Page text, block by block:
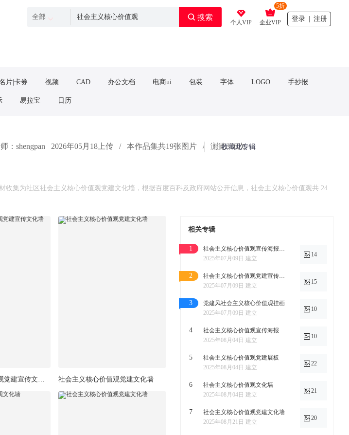
全部  搜索 
个人VIP

企业VIP
5折
登录 | 注册
片|卡券 视频 CAD 办公文档 电商ui 包装 字体 LOGO 手抄报
易拉宝 日历
：shengpan 2026年05月18上传 / 本作品集共19张图片 / 浏览316次
收藏此专辑
集为社区社会主义核心价值观党建文化墙，根据百度百科及政府网站公开信息，‌社会主义核心价值观‌共 24
社会主义核心价值观党建宣传文化墙 社会主义核心价值观党建文化墙
相关专辑
1
社会主义核心价值观宣传海报设计
2025年07月09日 建立
14
2
社会主义核心价值观党建宣传挂画
2025年07月09日 建立
15
3
党建风社会主义核心价值观挂画
2025年07月09日 建立
10
4
社会主义核心价值观宣传海报
2025年08月04日 建立
10
5
社会主义核心价值观党建展板
2025年08月04日 建立
22
6
社会主义核心价值观文化墙
2025年08月04日 建立
21
7
社会主义核心价值观党建文化墙
2025年08月21日 建立
20